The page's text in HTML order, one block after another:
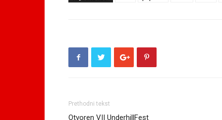
Prethodni tekst
Otvoren VII UnderhillFest